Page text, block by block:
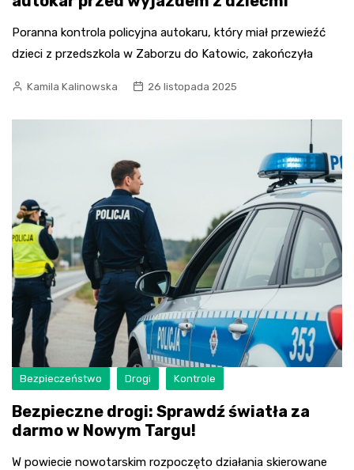
Poranna kontrola policyjna autokaru, który miał przewieźć
dzieci z przedszkola w Zaborzu do Katowic, zakończyła
Kamila Kalinowska 26 listopada 2025
Bezpieczeństwo Drogi Kontrole
Bezpieczne drogi: Sprawdź światła za
darmo w Nowym Targu!
W powiecie nowotarskim rozpoczęto działania skierowane